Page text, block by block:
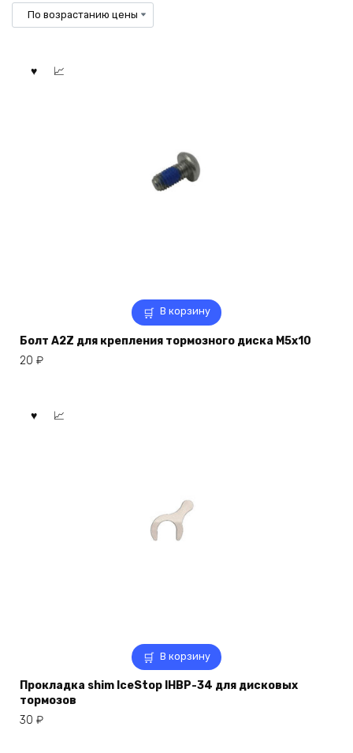
возрастанию
В корзину
Болт A2Z для крепления тормозного диска M5x10
20 ₽
В корзину
Прокладка shim IceStop IHBP-34 для дисковых
тормозов
30 ₽